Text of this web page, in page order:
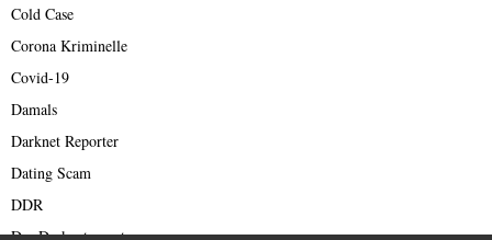
Cold Case
Corona Kriminelle
Covid-19
Damals
Darknet Reporter
Dating Scam
DDR